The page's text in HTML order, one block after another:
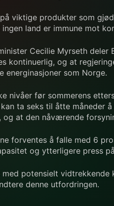
viktige produkter som
land er immune mot
Cecilie Myrseth
kontinuerlig, og at
energinasjoner som Norge.
nivåer før sommerens
ta seks til åtte måneder
at den nåværende
forventes å falle med 6
og ytterligere press
potensielt
denne utfordringen.